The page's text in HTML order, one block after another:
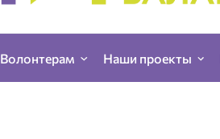
Волонтерам Наши проекты